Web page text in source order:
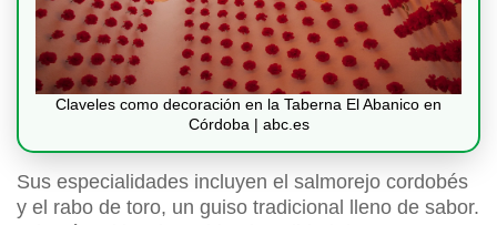
Claveles como decoración en la Taberna El Abanico en
Córdoba | abc.es
Sus especialidades incluyen el salmorejo cordobés
y el rabo de toro, un guiso tradicional lleno de sabor.